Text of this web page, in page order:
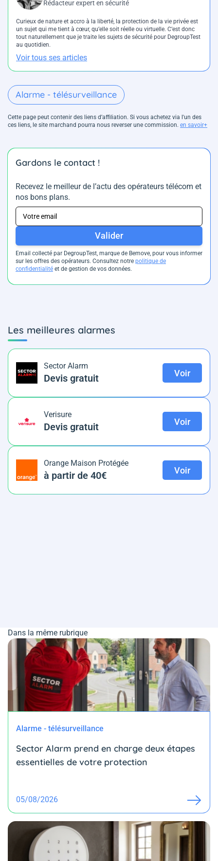
Rédacteur expert en sécurité
Curieux de nature et accro à la liberté, la protection de la vie privée est
un sujet qui me tient à cœur, qu’elle soit réelle ou virtuelle. C’est donc
tout naturellement que je traite les sujets de sécurité pour DegroupTest
au quotidien.
Voir tous ses articles
Alarme - télésurveillance
Cette page peut contenir des liens d’affiliation. Si vous achetez via l'un des
ces liens, le site marchand pourra nous reverser une commission. en savoir+
Gardons le contact !
Recevez le meilleur de l’actu des opérateurs télécom et
nos bons plans.
Valider
Email collecté par DegroupTest, marque de Bemove, pour vous informer
sur les offres des opérateurs. Consultez notre politique de
confidentialité et de gestion de vos données.
Les meilleures alarmes
Sector Alarm
Devis gratuit Voir
Verisure
Devis gratuit Voir
Orange Maison Protégée
à partir de 40€ Voir
Dans la même rubrique
Alarme - télésurveillance
Sector Alarm prend en charge deux étapes
essentielles de votre protection
05/08/2026